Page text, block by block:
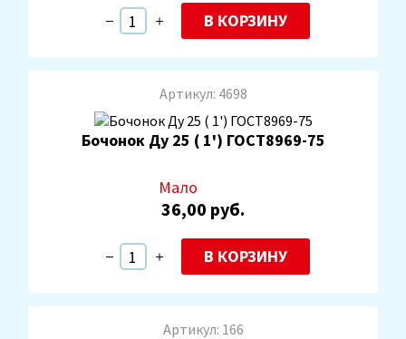
В КОРЗИНУ
Артикул: 4698
Бочонок Ду 25 ( 1') ГОСТ8969-75
Мало
36,00 руб.
В КОРЗИНУ
Артикул: 166